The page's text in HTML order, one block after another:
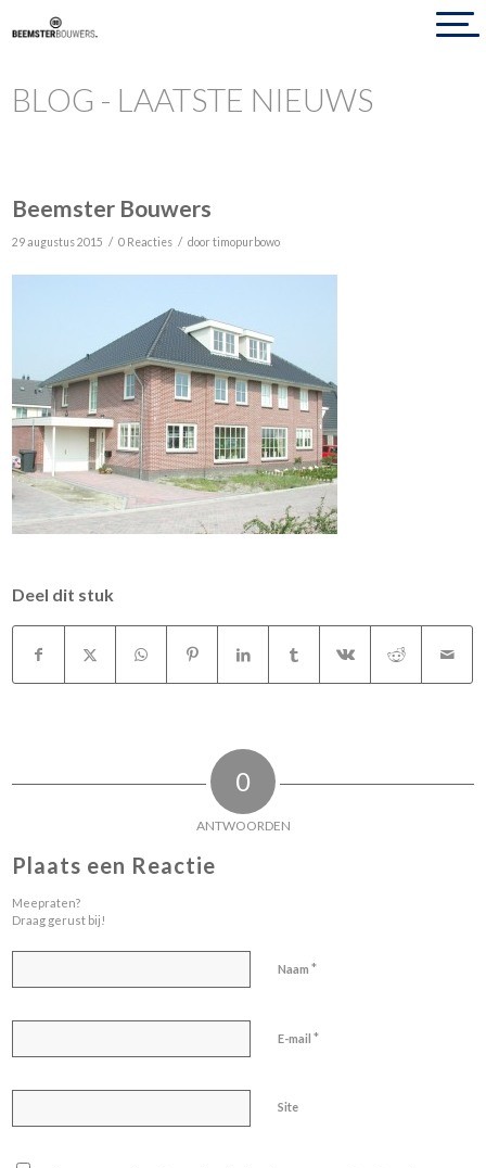
BLOG - LAATSTE NIEUWS
Beemster Bouwers
29 augustus 2015 / 0 Reacties / doortimopurbowo
Deel dit stuk
0
ANTWOORDEN
Plaats een Reactie
Meepraten?
Draag gerust bij!
Naam*
E-mail*
Site